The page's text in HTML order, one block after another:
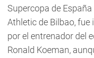
Supercopa de
Athletic de Bilbao,
por el entrenador del
Ronald Koeman,